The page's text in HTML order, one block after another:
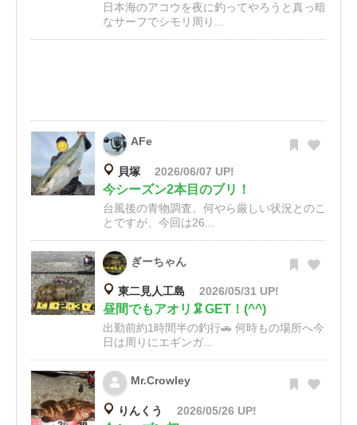
日本海のアコウを夜に釣ってやろうと真っ暗
なサーフでシモリ周り...
AFe
貝塚 2026/06/07 UP!
今シーズン2本目のブリ！
台風後の青物調査。何やら厳しい状況とのこ
とですが、今回は26...
ぎーちゃん
東二見人工島 2026/05/31 UP!
昼間でもアオリ🦑GET！(^^)
出勤前約1時間半の釣行🚗 何時もの場所へ今
日は周りにエギンガ...
Mr.Crowley
りんくう 2026/05/26 UP!